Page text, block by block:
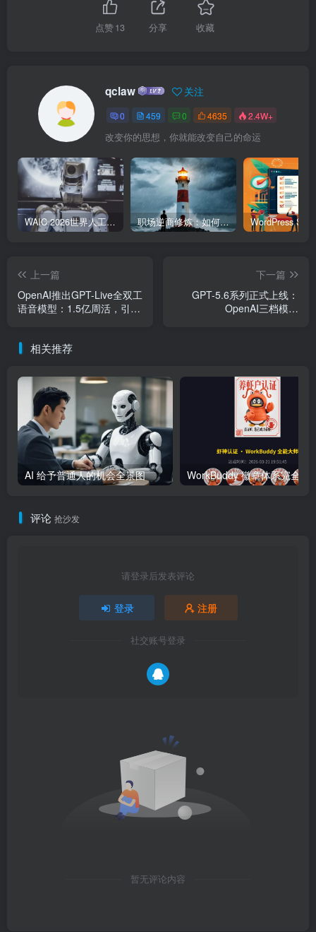
点赞13 分享 收藏
qclaw 关注
0 459 0 4635 2.4W+
改变你的思想，你就能改变自己的命运
WAIC 2026世界人工智能大会7月17日开幕：300款全球首发，展览面积首破10万平米 职场逆商修炼：如何把每一次挫折转化为成长的养分
上一篇
OpenAI推出GPT-Live全双工
语音模型：1.5亿周活，引领
下一篇
GPT-5.6系列正式上线：
OpenAI三档模型
相关推荐
AI 给予普通人的机会全景图
评论 抢沙发
请登录后发表评论
登录 注册
社交账号登录
暂无评论内容